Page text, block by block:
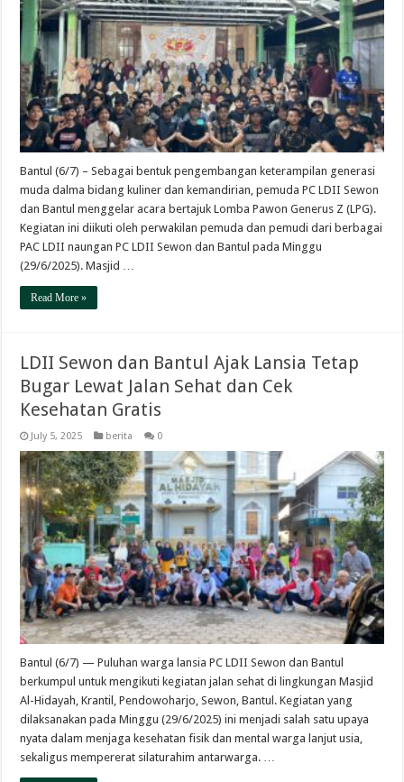
Bantul (6/7) – Sebagai bentuk pengembangan keterampilan generasi
muda dalma bidang kuliner dan kemandirian, pemuda PC LDII Sewon
dan Bantul menggelar acara bertajuk Lomba Pawon Generus Z (LPG).
Kegiatan ini diikuti oleh perwakilan pemuda dan pemudi dari berbagai
PAC LDII naungan PC LDII Sewon dan Bantul pada Minggu
(29/6/2025). Masjid …
Read More »
LDII Sewon dan Bantul Ajak Lansia Tetap
Bugar Lewat Jalan Sehat dan Cek
Kesehatan Gratis
July 5, 2025 berita 0
Bantul (6/7) — Puluhan warga lansia PC LDII Sewon dan Bantul
berkumpul untuk mengikuti kegiatan jalan sehat di lingkungan Masjid
Al-Hidayah, Krantil, Pendowoharjo, Sewon, Bantul. Kegiatan yang
dilaksanakan pada Minggu (29/6/2025) ini menjadi salah satu upaya
nyata dalam menjaga kesehatan fisik dan mental warga lanjut usia,
sekaligus mempererat silaturahim antarwarga. …